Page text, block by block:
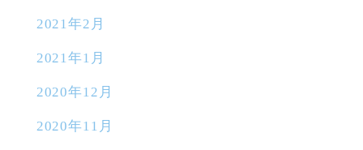
2021年2月
2021年1月
2020年12月
2020年11月